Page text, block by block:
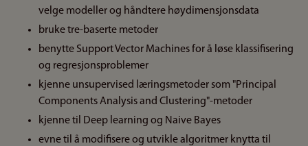
velge modeller og håndtere høydimensjonsdata
bruke tre-baserte metoder
benytte Support Vector Machines for å løse klassifisering
og regresjonsproblemer
kjenne unsupervised læringsmetoder som "Principal
Components Analysis and Clustering"-metoder
kjenne til Deep learning og Naive Bayes
evne til å modifisere og utvikle algoritmer knytta til